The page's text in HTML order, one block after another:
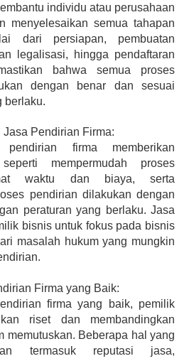
individu atau perusahaan
menyelesaikan semua tahapan
dari persiapan, pembuatan
legalisasi, hingga pendaftaran
bahwa semua proses
dengan benar dan sesuai
berlaku.
Pendirian Firma:
pendirian firma memberikan
mempermudah proses
waktu dan biaya, serta
pendirian dilakukan dengan
peraturan yang berlaku. Jasa
bisnis untuk fokus pada bisnis
masalah hukum yang mungkin
Firma yang Baik:
firma yang baik, pemilik
riset dan membandingkan
memutuskan. Beberapa hal yang
termasuk reputasi jasa,